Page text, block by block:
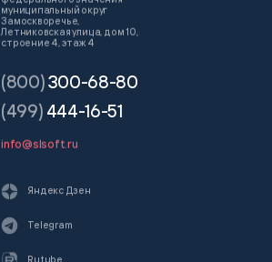
муниципальный округ
Замоскворечье,
Летниковская улица, дом 10,
строение 4, этаж 4
(800)300-68-80
(499) 444-16-51
info@slsoft.ru
Яндекс Дзен
Telegram